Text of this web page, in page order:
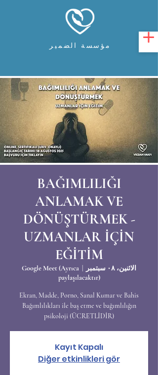
مؤسسة الضمير
BAĞIMLILIĞI
ANLAMAK VE
DÖNÜŞTÜRMEK -
UZMANLAR İÇİN
EĞİTİM
الاثنين، ٠٨ سبتمبر
Google Meet (Ayrıca
paylaşılacaktır)
Ekran, Madde, Porno, Sanal Kumar ve Bahis
Bağımlılıkları ile baş etme ve bağımlılığın
psikoloji (ÜCRETLİDİR)
Kayıt Kapalı
Diğer etkinlikleri gör